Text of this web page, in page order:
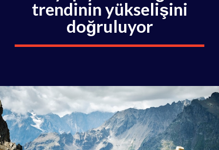
trendinin yükselişini
doğruluyor